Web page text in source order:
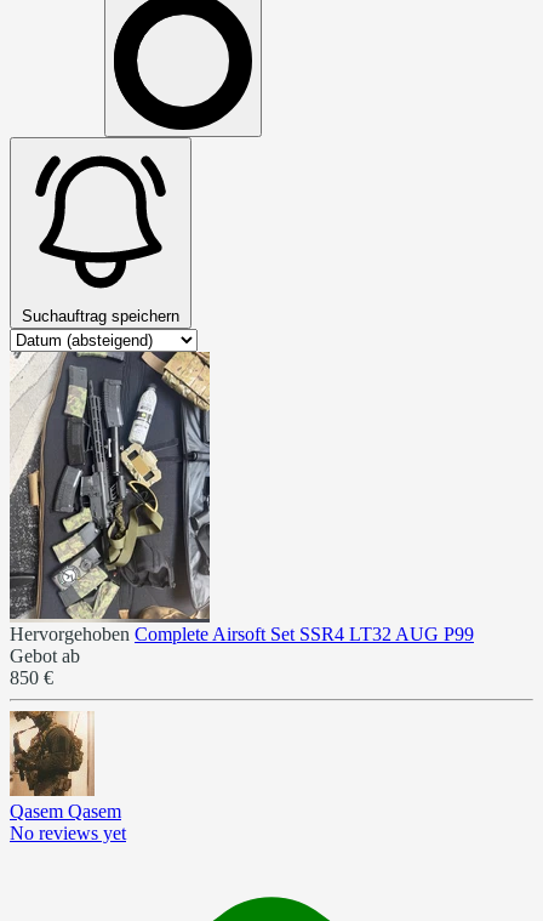
Suchauftrag speichern
Hervorgehoben Complete Airsoft Set SSR4 LT32 AUG P99
Gebot ab
850 €
Qasem Qasem
No reviews yet